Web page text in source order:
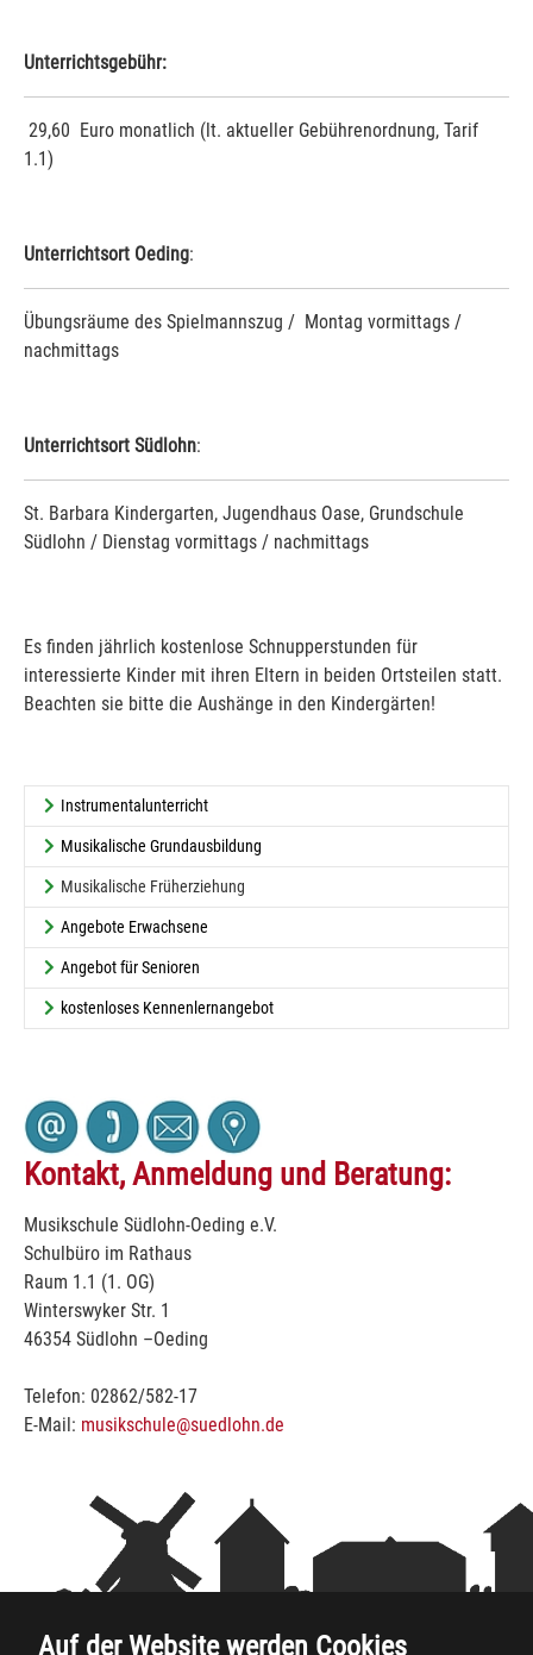
Auf der Website werden Cookies
Unterrichtsgebühr:
29,60 Euro monatlich (lt. aktueller Gebührenordnung, Tarif
1.1)
Unterrichtsort Oeding:
Übungsräume des Spielmannszug / Montag vormittags /
nachmittags
Unterrichtsort Südlohn:
St. Barbara Kindergarten, Jugendhaus Oase, Grundschule
Südlohn / Dienstag vormittags / nachmittags
Es finden jährlich kostenlose Schnupperstunden für
interessierte Kinder mit ihren Eltern in beiden Ortsteilen statt.
Beachten sie bitte die Aushänge in den Kindergärten!
Instrumentalunterricht
Musikalische Grundausbildung
Musikalische Früherziehung
Angebote Erwachsene
Angebot für Senioren
kostenloses Kennenlernangebot
Kontakt, Anmeldung und Beratung:
Musikschule Südlohn-Oeding e.V.
Schulbüro im Rathaus
Raum 1.1 (1. OG)
Winterswyker Str. 1
46354 Südlohn –Oeding
Telefon: 02862/582-17
E-Mail: musikschule@suedlohn.de